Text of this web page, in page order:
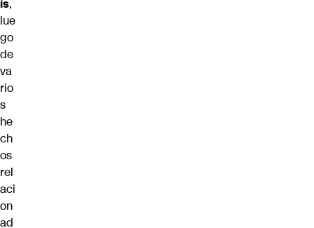
ís,
lue
go
de
va
rio
s
he
ch
os
rel
aci
on
ad